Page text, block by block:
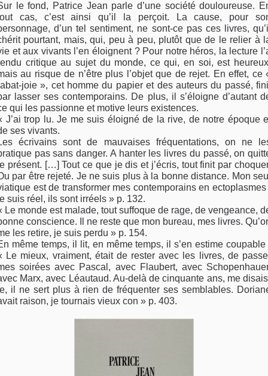
le fond, Patrice Jean parle d’une société douloureuse.
cas, c’est ainsi qu’il la perçoit. La cause, pour
d’un tel sentiment, ne sont-ce pas ces livres,
pourtant, mais, qui, peu à peu, plutôt que de le relier à
et aux vivants l’en éloignent ? Pour notre héros, la lecture
critique au sujet du monde, ce qui, en soi, est
au risque de n’être plus l’objet que de rejet. En effet, ce
joie », cet homme du papier et des auteurs du passé,
lasser ses contemporains. De plus, il s’éloigne d’autant
qui les passionne et motive leurs existences.
J’ai trop lu. Je me suis éloigné de la rive, de notre époque
ses vivants.
écrivains sont de mauvaises fréquentations, on ne
pas sans danger. A hanter les livres du passé, on
présent. […] Tout ce que je dis et j’écris, tout finit par
par être rejeté. Je ne suis plus à la bonne distance. Mon
est de transformer mes contemporains en ectoplasmes
suis réel, ils sont irréels » p. 132.
Le monde est malade, tout suffoque de rage, de vengeance,
conscience. Il ne reste que mon bureau, mes livres.
les retire, je suis perdu » p. 154.
même temps, il lit, en même temps, il s’en estime coupable
Le mieux, vraiment, était de rester avec les livres, de
soirées avec Pascal, avec Flaubert, avec
Marx, avec Léautaud. Au-delà de cinquante ans, me
il ne sert plus à rien de fréquenter ses semblables.
raison, je tournais vieux con » p. 403.